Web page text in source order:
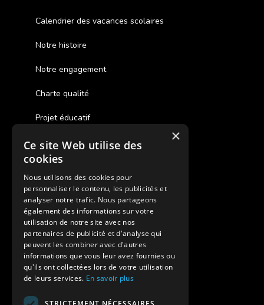
Calendrier des vacances scolaires
Notre histoire
Notre engagement
Charte qualité
Projet éducatif
Des colonies de vacances inclusives
Assurances annulations
Aides financières pour partir en colonie
Charte de confidentialité
Vacances Adaptées Adulte Supernova
×
Ce site Web utilise des
cookies
Nous utilisons des cookies pour
personnaliser le contenu, les publicités et
analyser notre trafic. Nous partageons
également des informations sur votre
utilisation de notre site avec nos
partenaires de publicité et d'analyse qui
peuvent les combiner avec d'autres
informations que vous leur avez fournies ou
qu'ils ont collectées lors de votre utilisation
de leurs services. En savoir plus